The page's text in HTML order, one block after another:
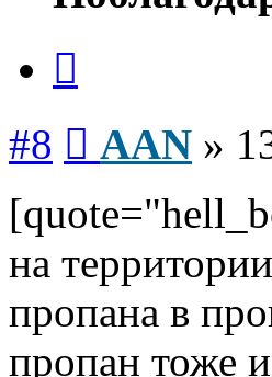
#8 AAN »
на
пропана в
пропан тоже